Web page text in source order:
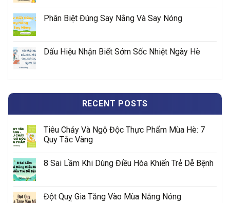
Phân Biệt Đúng Say Nắng Và Say Nóng
Dấu Hiệu Nhận Biết Sớm Sốc Nhiệt Ngày Hè
RECENT POSTS
Tiêu Chảy Và Ngộ Độc Thực Phẩm Mùa Hè: 7
Quy Tắc Vàng
8 Sai Lầm Khi Dùng Điều Hòa Khiến Trẻ Dễ Bệnh
Đột Quỵ Gia Tăng Vào Mùa Nắng Nóng